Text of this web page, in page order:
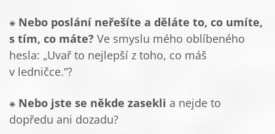
⁕ Nebo poslání neřešíte a děláte to, co umíte,
s tím, co máte? Ve smyslu mého oblíbeného
hesla: „Uvař to nejlepší z toho, co máš
v ledničce.“?
⁕ Nebo jste se někde zasekli a nejde to
dopředu ani dozadu?